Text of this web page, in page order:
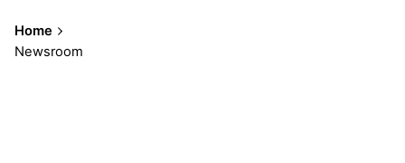
Home
Newsroom